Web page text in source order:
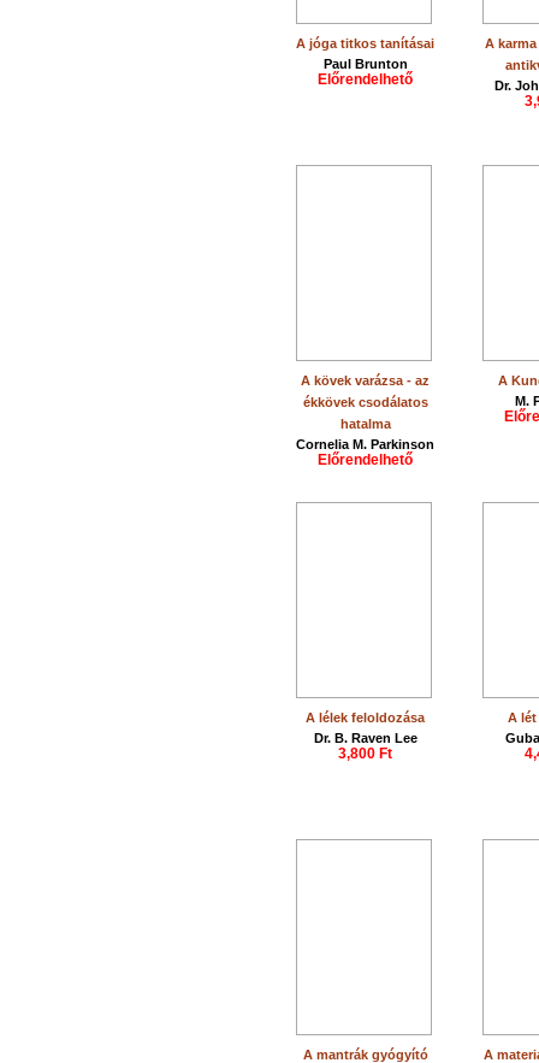
A jóga titkos tanításai
Paul Brunton
Előrendelhető
A
Dr.
A kövek varázsa - az
ékkövek csodálatos
hatalma
Cornelia M. Parkinson
Előrendelhető
A
M.
A lélek feloldozása
Dr. B. Raven Lee
3,800 Ft
A lét
A mantrák gyógyító
A